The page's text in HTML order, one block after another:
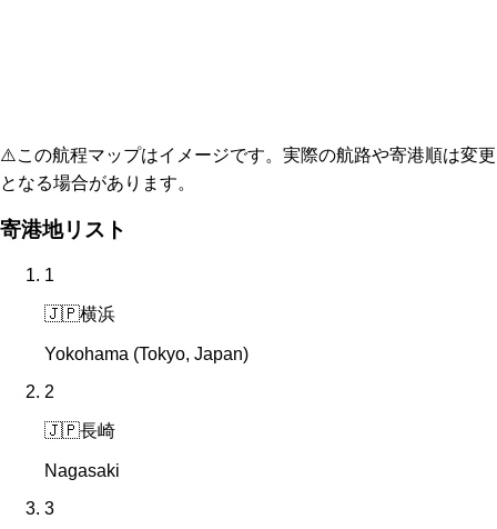
⚠️この航程マップはイメージです。実際の航路や寄港順は変更
となる場合があります。
寄港地リスト
1
🇯🇵横浜
Yokohama (Tokyo, Japan)
2
🇯🇵長崎
Nagasaki
3